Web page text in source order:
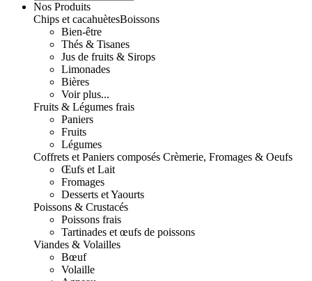
Nos Produits
Chips et cacahuètesBoissons
Bien-être
Thés & Tisanes
Jus de fruits & Sirops
Limonades
Bières
Voir plus...
Fruits & Légumes frais
Paniers
Fruits
Légumes
Coffrets et Paniers composés Crèmerie, Fromages & Oeufs
Œufs et Lait
Fromages
Desserts et Yaourts
Poissons & Crustacés
Poissons frais
Tartinades et œufs de poissons
Viandes & Volailles
Bœuf
Volaille